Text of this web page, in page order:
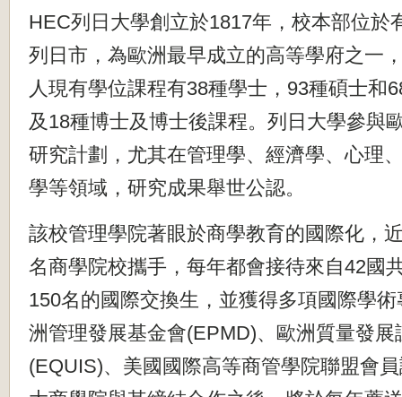
HEC列日大學創立於1817年， 校本部位於
列日市， 為歐洲最早成立的高等學府之一
人現有學位課程有38種學士，93種碩士和
及18種博士及博士後課程。列日大學參與
研究計劃， 尤其在管理學、經濟學、心理
學等領域， 研究成果舉世公認。
該校管理學院著眼於商學教育的國際化，
名商學院校攜手，每年都會接待來自42國
150名的國際交換生， 並獲得多項國際學
洲管理發展基金會(EPMD)、歐洲質量發展
(EQUIS)、 美國國際高等商管學院聯盟會